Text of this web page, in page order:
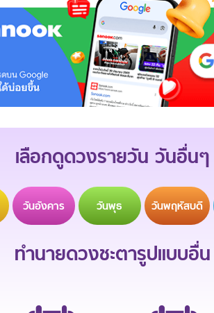
เลือกดูดวงรายวัน วันอื่นๆ
วันอังคาร วันพุธ วันพฤหัสบดี
ทำนายดวงชะตารูปแบบอื่น